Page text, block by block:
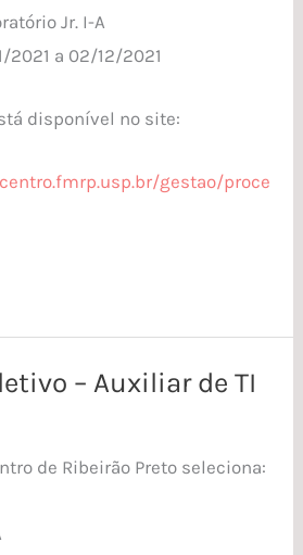
Jr. I-A
2021 a 02/12/2021
disponível no site:
gestao/proce
– Auxiliar de TI
de Ribeirão Preto seleciona: